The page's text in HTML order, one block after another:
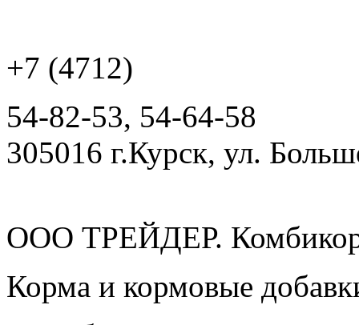
+7 (4712)
54-82-53, 54-64-58
305016 г.Курск, ул.
ООО ТРЕЙДЕР.
Корма и кормовые